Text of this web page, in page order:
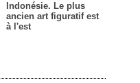
Indonésie. Le plus
ancien art figuratif est
à l'est